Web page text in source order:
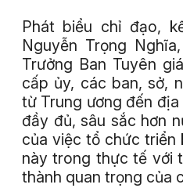
Phát biểu chỉ đạo,
Nguyễn Trọng
Trưởng Ban Tuyên
cấp ủy, các ban, sở,
từ Trung ương đến
đầy đủ, sâu sắc hơn
của việc tổ chức triển
này trong thực tế với
thành quan trọng của